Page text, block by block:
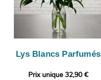
Lys Blancs Parfumés
Prix unique 32,90 €